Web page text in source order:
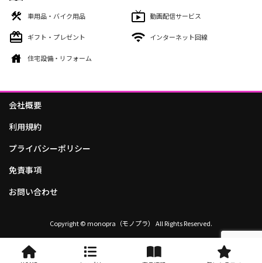
車用品・バイク用品 動画配信サービス
ギフト・プレゼント インターネット回線
住宅設備・リフォーム
会社概要
利用規約
プライバシーポリシー
免責事項
お問い合わせ
Copyright © monopra（モノプラ） All Rights Reserved.